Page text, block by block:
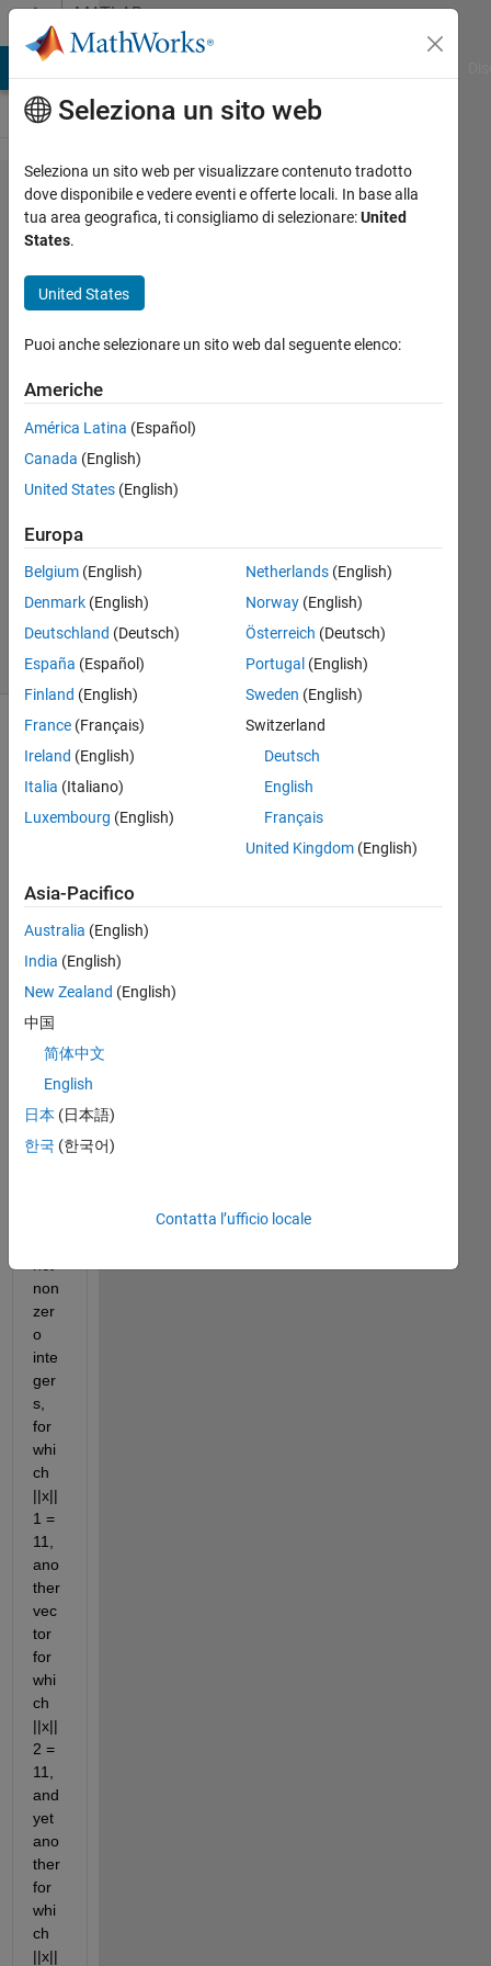
Vai al contenutoMATLAB
Answers
FIND A
VECTOR
Honda
2017
2
Risposta
Aggiornato
1 Feb 2017
Visualizzazioni
(30 giorni)
vec
tor
R4,
all
of
wh
ose
ele
non
zer
o
inte
ger
s,
for
whi
ch
||x||
1 =
11,
ano
ther
vec
tor
for
whi
ch
||x||
2 =
11,
and
yet
ano
ther
for
whi
ch
||x||
Seleziona un sito web
Seleziona un sito web per visualizzare contenuto tradotto
dove disponibile e vedere eventi e offerte locali. In base alla
tua area geografica, ti consigliamo di selezionare:United
States.
United States
Puoi anche selezionare un sito web dal seguente elenco:
Americhe
América Latina (Español)
Canada (English)
United States (English)
Europa
Belgium (English)
Denmark (English)
Deutschland (Deutsch)
España (Español)
Finland (English)
France (Français)
Ireland (English)
Italia (Italiano)
Luxembourg (English)
Netherlands(English)
Norway(English)
Österreich (Deutsch)
Portugal (English)
Sweden (English)
Switzerland
Deutsch
English
Français
United Kingdom(English)
Asia-Pacifico
Australia (English)
India (English)
New Zealand (English)
中国
简体中文
English
日本 (日本語)
한국 (한국어)
Contatta l’ufficio locale